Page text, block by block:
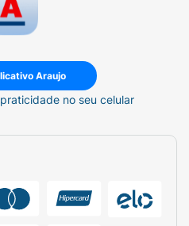
e Zinco.
Araujo
no seu celular